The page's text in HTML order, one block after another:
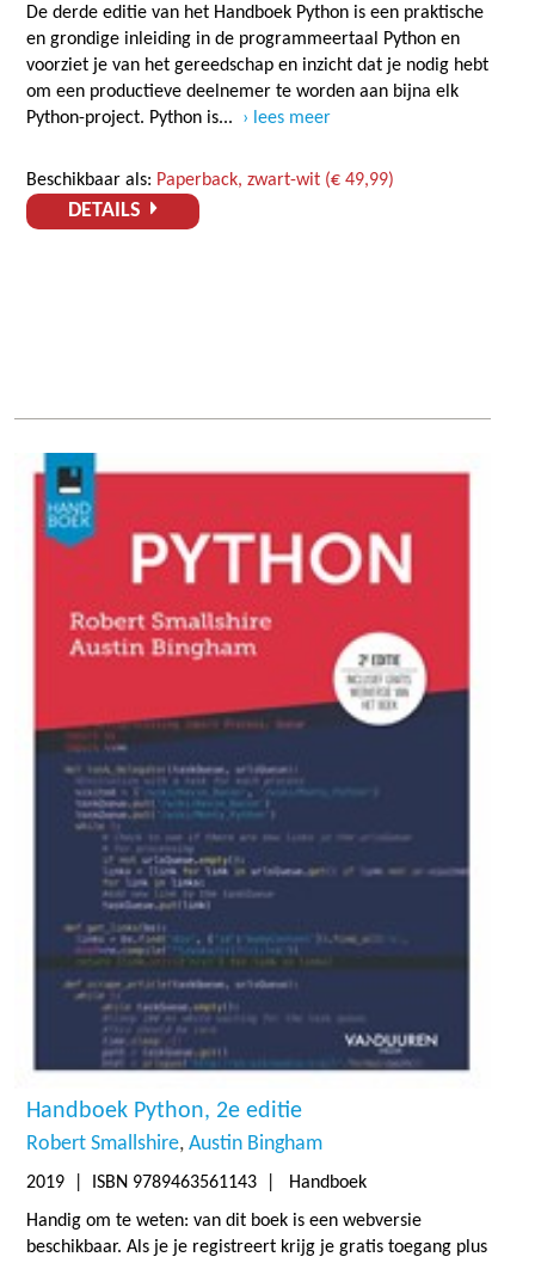
De derde editie van het Handboek Python is een praktische
en grondige inleiding in de programmeertaal Python en
voorziet je van het gereedschap en inzicht dat je nodig hebt
om een productieve deelnemer te worden aan bijna elk
Python-project. Python is...
lees meer
Beschikbaar als: Paperback, zwart-wit (€ 49,99)
DETAILS
Handboek Python, 2e editie
Robert Smallshire Austin Bingham
2019 | ISBN 9789463561143 | Handboek
Handig om te weten: van dit boek is een webversie
beschikbaar. Als je je registreert krijg je gratis toegang plus